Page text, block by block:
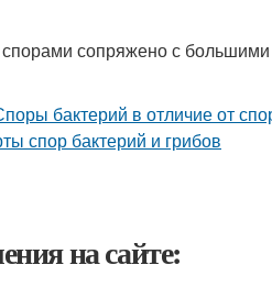
сопряжено с
на сайте: